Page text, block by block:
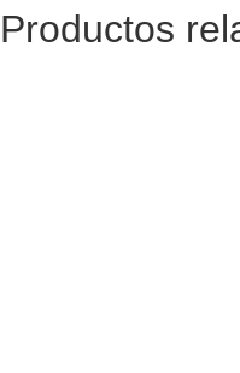
Productos